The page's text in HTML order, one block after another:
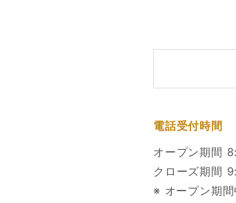
電話受付時間
オープン期間
クローズ期間
※ オープン期間